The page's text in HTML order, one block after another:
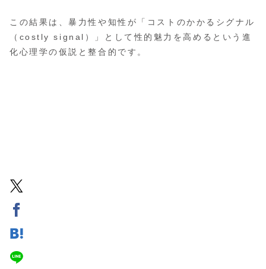
この結果は、暴力性や知性が「コストのかかるシグナル
（costly signal）」として性的魅力を高めるという進
化心理学の仮説と整合的です。